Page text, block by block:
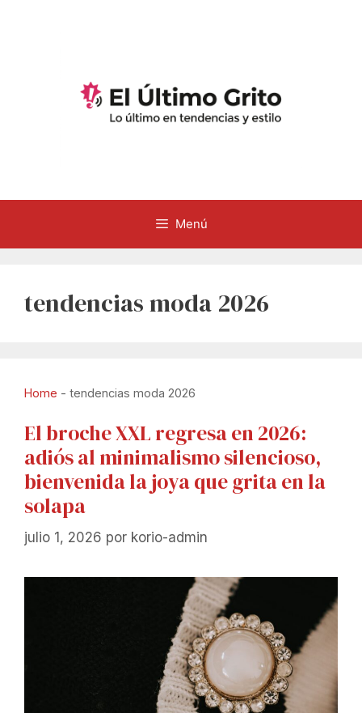
Menú
tendencias moda 2026
Home - tendencias moda 2026
El broche XXL regresa en 2026:
adiós al minimalismo silencioso,
bienvenida la joya que grita en la
solapa
julio 1, 2026 por korio-admin